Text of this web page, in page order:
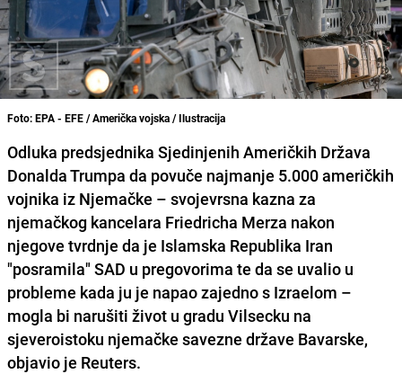
Foto: EPA - EFE / Američka vojska / Ilustracija
Odluka predsjednika Sjedinjenih Američkih Država
Donalda Trumpa da povuče najmanje 5.000 američkih
vojnika iz Njemačke – svojevrsna kazna za
njemačkog kancelara Friedricha Merza nakon
njegove tvrdnje da je Islamska Republika Iran
"posramila" SAD u pregovorima te da se uvalio u
probleme kada ju je napao zajedno s Izraelom –
mogla bi narušiti život u gradu Vilsecku na
sjeveroistoku njemačke savezne države Bavarske,
objavio je Reuters.